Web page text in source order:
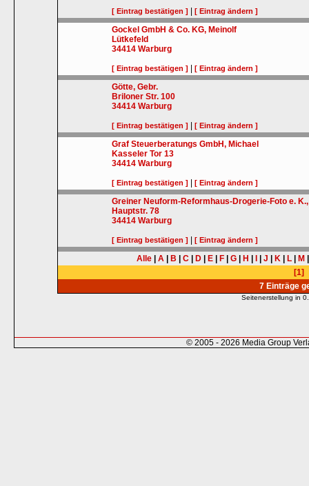
[ Eintrag bestätigen ] |[ Eintrag ändern ]
Gockel GmbH & Co. KG, Meinolf
Lütkefeld
34414 Warburg
[ Eintrag bestätigen ] |[ Eintrag ändern ]
Götte, Gebr.
Briloner Str. 100
34414 Warburg
[ Eintrag bestätigen ] |[ Eintrag ändern ]
Graf Steuerberatungs GmbH, Michael
Kasseler Tor 13
34414 Warburg
[ Eintrag bestätigen ] |[ Eintrag ändern ]
Greiner Neuform-Reformhaus-Drogerie-Foto e.
Hauptstr. 78
34414 Warburg
[ Eintrag bestätigen ] |[ Eintrag ändern ]
Alle A B C D E F G H J K L M
[1]
7 Einträge
Seitenerstellung in
© 2005 - 2026 Media Group